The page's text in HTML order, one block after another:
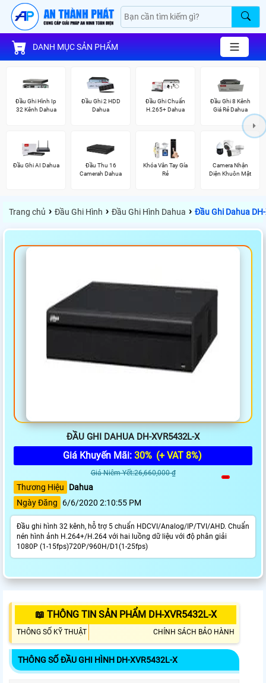
DANH MỤC SẢN PHẨM
Đầu Ghi Hình Ip
32 Kênh Dahua
Đầu Ghi 2 HDD
Dahua
Đầu Ghi Chuẩn
H.265+ Dahua
Đầu Ghi 8 Kênh
Giá Rẻ Dahua
Đầu Ghi AI Dahua
Đầu Thu 16
Camerah Dahua
Khóa Vân Tay Gía
Rẻ
Camera Nhận
Diện Khuôn Mặt
Trang chủ › Đầu Ghi Hình › Đầu Ghi Hình Dahua › Đầu Ghi Dahua
ĐẦU GHI DAHUA DH-XVR5432L-X
Giá Khuyến Mãi: 30% (+ VAT 8%)
Giá Niêm Yết:26,660,000 ₫
Thương Hiệu
Dahua
Ngày Đăng
6/6/2020 2:10:55 PM
Đầu ghi hình 32 kênh, hỗ trợ 5 chuẩn HDCVI/Analog/IP/TVI/AHD. Chuẩn
nén hình ảnh H.264+/H.264 với hai luồng dữ liệu với độ phân giải
1080P (1-15fps)720P/960H/D1(1-25fps)
📖 THÔNG TIN SẢN PHẨM DH-XVR5432L-X
THÔNG SỐ KỸ THUẬT CHÍNH SÁCH BẢO HÀNH
THÔNG SỐ ĐẦU GHI HÌNH DH-XVR5432L-X